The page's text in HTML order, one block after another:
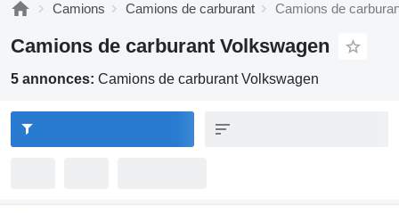
Camions Camions de carburant Camions de
Camions de carburant Volkswagen
5 annonces: Camions de carburant Volkswagen